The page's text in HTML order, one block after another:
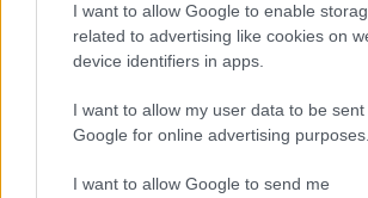
I want to allow Google to enable
related to advertising like cookies on
device identifiers in apps.
I want to allow my user data to be sent
Google for online advertising purposes.
I want to allow Google to send me